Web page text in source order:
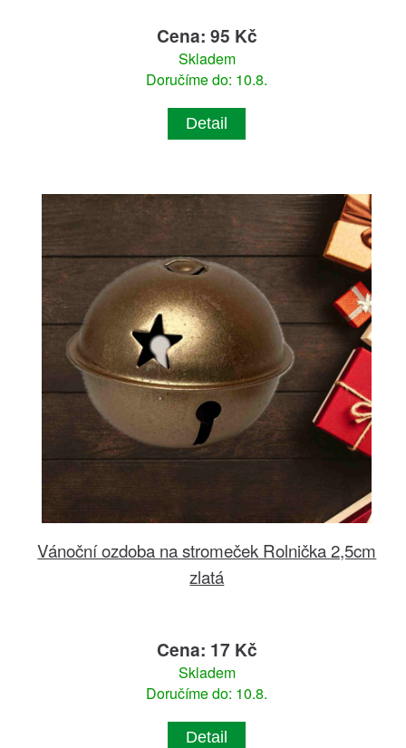
Cena: 95 Kč
Skladem
Doručíme do: 10.8.
Detail
Vánoční ozdoba na stromeček Rolnička 2,5cm
zlatá
Cena: 17 Kč
Skladem
Doručíme do: 10.8.
Detail